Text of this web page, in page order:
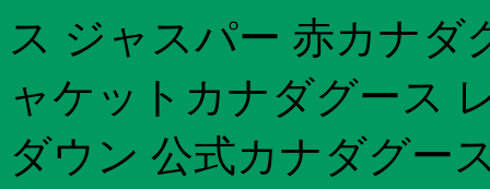
ス ジャスパー 赤カナダ
ャケットカナダグース
ダウン 公式カナダグー